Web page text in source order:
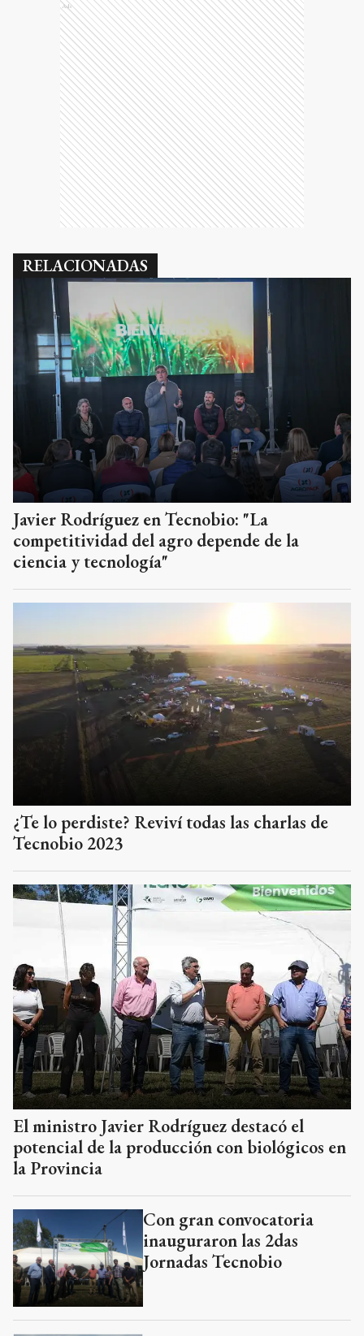
Ads
RELACIONADAS
Javier Rodríguez en Tecnobio: "La
competitividad del agro depende de la
ciencia y tecnología"
¿Te lo perdiste? Reviví todas las charlas de
Tecnobio 2023
El ministro Javier Rodríguez destacó el
potencial de la producción con biológicos en
la Provincia
Con gran convocatoria
inauguraron las 2das
Jornadas Tecnobio